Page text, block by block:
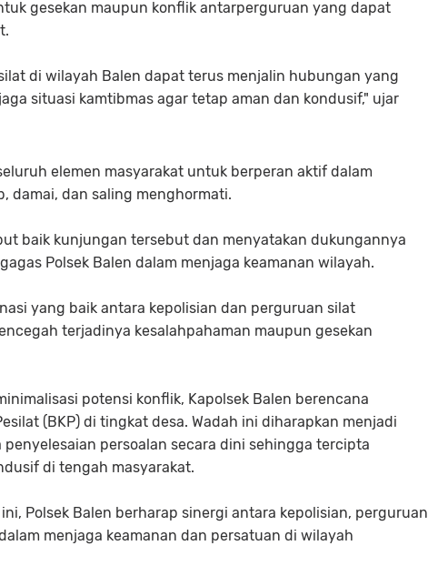
gesekan maupun konflik antarperguruan yang dapat
di wilayah Balen dapat terus menjalin hubungan yang
situasi kamtibmas agar tetap aman dan kondusif," ujar
elemen masyarakat untuk berperan aktif dalam
damai, dan saling menghormati.
baik kunjungan tersebut dan menyatakan dukungannya
Polsek Balen dalam menjaga keamanan wilayah.
yang baik antara kepolisian dan perguruan silat
terjadinya kesalahpahaman maupun gesekan
potensi konflik, Kapolsek Balen berencana
(BKP) di tingkat desa. Wadah ini diharapkan menjadi
persoalan secara dini sehingga tercipta
di tengah masyarakat.
Polsek Balen berharap sinergi antara kepolisian, perguruan
menjaga keamanan dan persatuan di wilayah